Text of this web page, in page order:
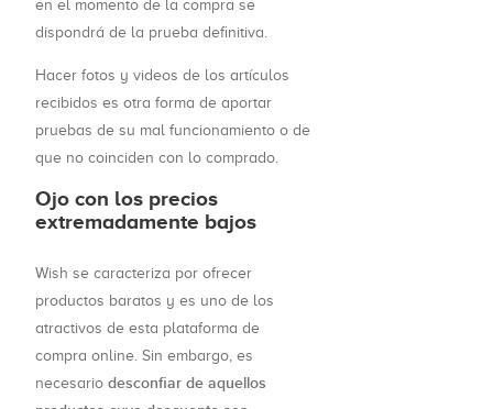
en el momento de la compra se
dispondrá de la prueba definitiva.
Hacer fotos y videos de los artículos
recibidos es otra forma de aportar
pruebas de su mal funcionamiento o de
que no coinciden con lo comprado.
Ojo con los precios
extremadamente bajos
Wish se caracteriza por ofrecer
productos baratos y es uno de los
atractivos de esta plataforma de
compra online. Sin embargo, es
necesario desconfiar de aquellos